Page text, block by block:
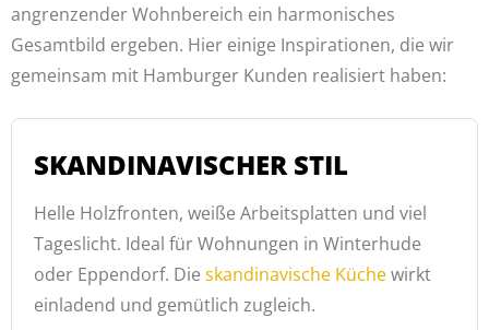
angrenzender Wohnbereich ein harmonisches
Gesamtbild ergeben. Hier einige Inspirationen, die wir
gemeinsam mit Hamburger Kunden realisiert haben:
SKANDINAVISCHER STIL
Helle Holzfronten, weiße Arbeitsplatten und viel
Tageslicht. Ideal für Wohnungen in Winterhude
oder Eppendorf. Die skandinavische Küchewirkt
einladend und gemütlich zugleich.